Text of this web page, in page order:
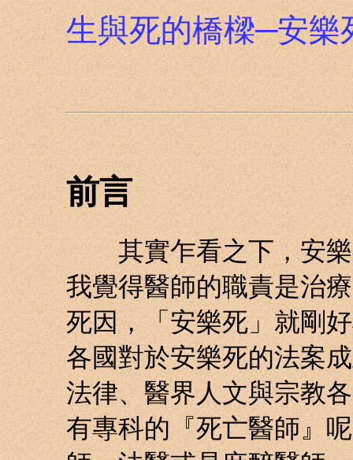
生與死的橋樑─安樂
前言
其實乍看之下，安樂
我覺得醫師的職責是治
死因，「安樂死」就剛
各國對於安樂死的法案
法律、醫界人文與宗教
有專科的『死亡醫師』